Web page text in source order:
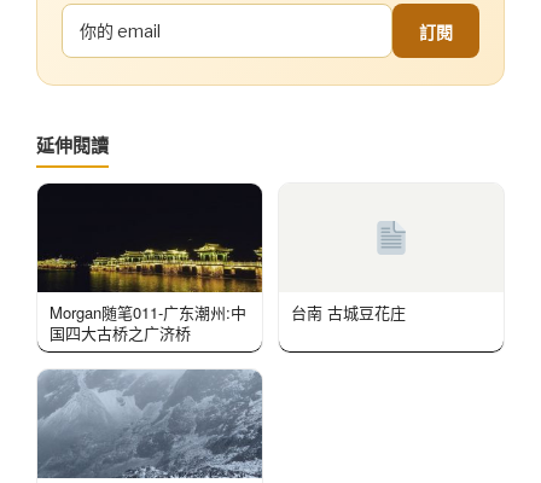
訂閱
延伸閱讀
Morgan随笔011-广东潮州:中
国四大古桥之广济桥
台南 古城豆花庄